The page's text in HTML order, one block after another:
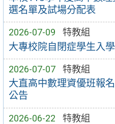
選名單及試場分配表
2026-07-09 特教組
大專校院自閉症學生入
2026-07-07 特教組
大直高中數理資優班報
公告
2026-06-22 特教組